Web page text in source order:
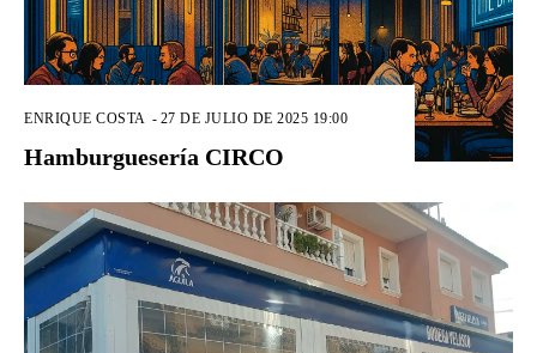
ENRIQUE COSTA - 27 DE JULIO DE 2025 19:00
Hamburguesería CIRCO